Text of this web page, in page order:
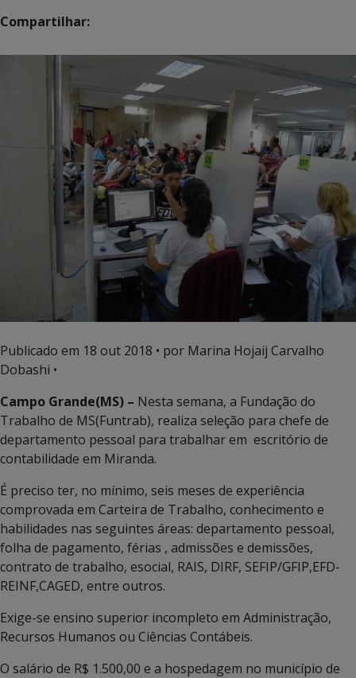
Compartilhar:
Publicado em 18 out 2018 • por Marina Hojaij Carvalho
Dobashi •
Campo Grande(MS) – Nesta semana, a Fundação do
Trabalho de MS(Funtrab), realiza seleção para chefe de
departamento pessoal para trabalhar em escritório de
contabilidade em Miranda.
É preciso ter, no mínimo, seis meses de experiência
comprovada em Carteira de Trabalho, conhecimento e
habilidades nas seguintes áreas: departamento pessoal,
folha de pagamento, férias , admissões e demissões,
contrato de trabalho, esocial, RAIS, DIRF, SEFIP/GFIP,EFD-
REINF,CAGED, entre outros.
Exige-se ensino superior incompleto em Administração,
Recursos Humanos ou Ciências Contábeis.
O salário de R$ 1.500,00 e a hospedagem no município de